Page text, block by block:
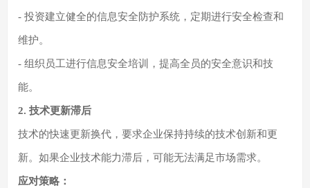
- 投资建立健全的信息安全防护系统，定期进行安全检查和
维护。
- 组织员工进行信息安全培训，提高全员的安全意识和技
能。
2. 技术更新滞后
技术的快速更新换代，要求企业保持持续的技术创新和更
新。如果企业技术能力滞后，可能无法满足市场需求。
应对策略：